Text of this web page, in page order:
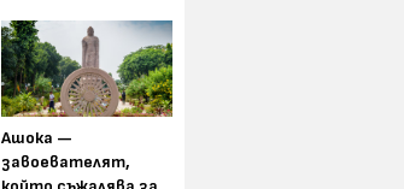
Ашока —
завоевателят,